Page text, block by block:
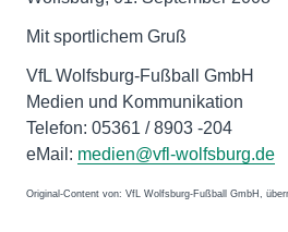
Mit sportlichem Gruß
VfL Wolfsburg-Fußball GmbH
Medien und Kommunikation
Telefon: 05361 / 8903 -204
eMail: medien@vfl-wolfsburg.de
Original-Content von: VfL Wolfsburg-Fußball GmbH,